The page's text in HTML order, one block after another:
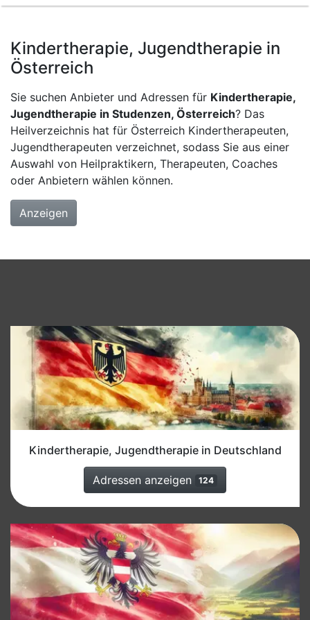
Kindertherapie, Jugendtherapie in
Österreich
Sie suchen Anbieter und Adressen für Kindertherapie,
Jugendtherapie in Studenzen, Österreich? Das
Heilverzeichnis hat für Österreich Kindertherapeuten,
Jugendtherapeuten verzeichnet, sodass Sie aus einer
Auswahl von Heilpraktikern, Therapeuten, Coaches
oder Anbietern wählen können.
Anzeigen
Kindertherapie, Jugendtherapie in Deutschland
Adressen anzeigen 124